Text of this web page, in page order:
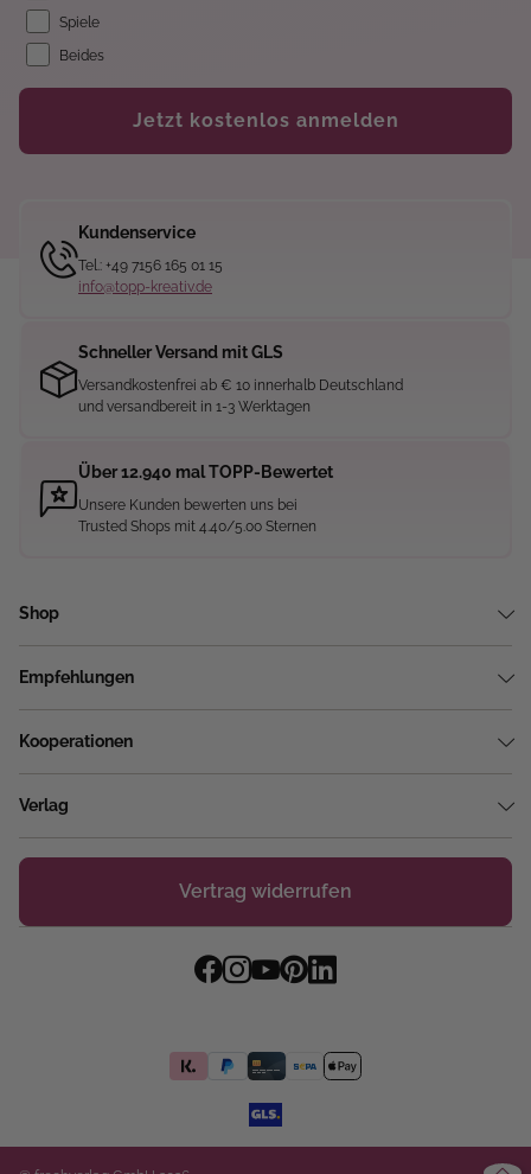
Spiele
Beides
Jetzt kostenlos anmelden
Kundenservice
Tel.: +49 7156 165 01 15
info@topp-kreativ.de
Schneller Versand mit GLS
Versandkostenfrei ab € 10 innerhalb Deutschland
und versandbereit in 1-3 Werktagen
Über 12.940 mal TOPP-Bewertet
Unsere Kunden bewerten uns bei
Trusted Shops mit 4.40/5.00 Sternen
Shop
Empfehlungen
Kooperationen
Verlag
Vertrag widerrufen